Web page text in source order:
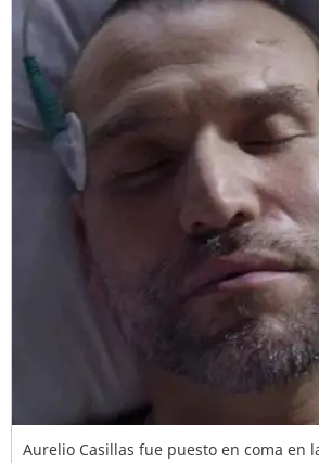
Aurelio Casillas fue puesto en coma en